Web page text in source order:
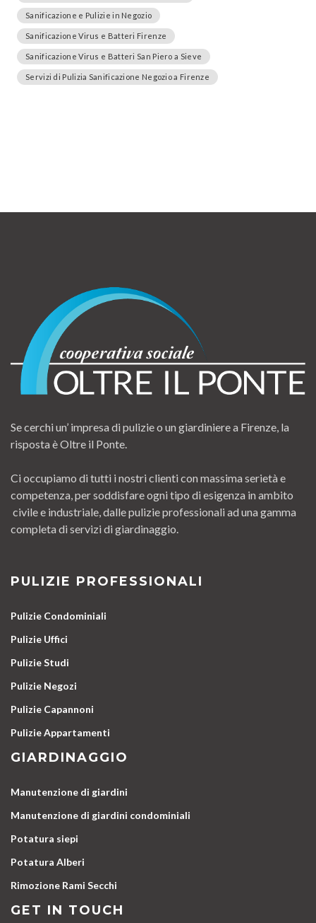
Sanificazione e Pulizie in Negozio
Sanificazione Virus e Batteri Firenze
Sanificazione Virus e Batteri San Piero a Sieve
Servizi di Pulizia Sanificazione Negozio a Firenze
Se cerchi un’ impresa di pulizie o un giardiniere a Firenze, la
risposta è Oltre il Ponte.
Ci occupiamo di tutti i nostri clienti con massima serietà e
competenza, per soddisfare ogni tipo di esigenza in ambito
civile e industriale, dalle pulizie professionali ad una gamma
completa di servizi di giardinaggio.
PULIZIE PROFESSIONALI
Pulizie Condominiali
Pulizie Uffici
Pulizie Studi
Pulizie Negozi
Pulizie Capannoni
Pulizie Appartamenti
GIARDINAGGIO
Manutenzione di giardini
Manutenzione di giardini condominiali
Potatura siepi
Potatura Alberi
Rimozione Rami Secchi
GET IN TOUCH